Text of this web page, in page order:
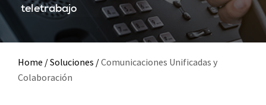
teletrabajo
Home /Soluciones /Comunicaciones Unificadas y
Colaboración